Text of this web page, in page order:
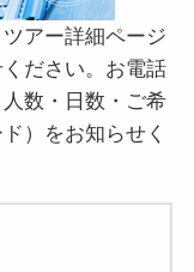
アー詳細ページ
ださい。お電話
数・日数・ご希
）をお知らせく